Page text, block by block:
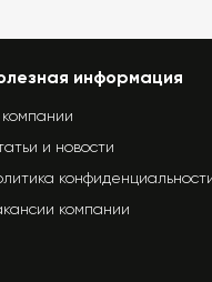
информация
и новости
компании